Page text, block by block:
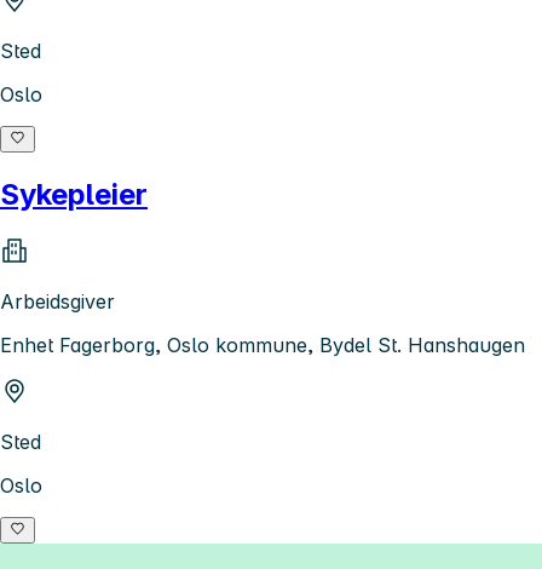
Sted
Oslo
Sykepleier
Arbeidsgiver
Enhet Fagerborg, Oslo kommune, Bydel St. Hanshaugen
Sted
Oslo